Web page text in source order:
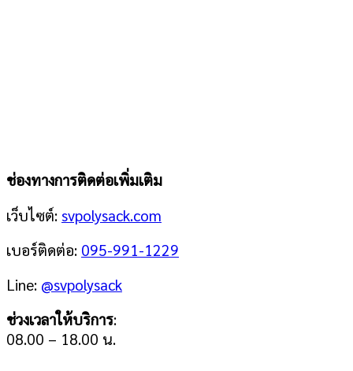
ช่องทางการติดต่อเพิ่มเติม
เว็บไซต์: svpolysack.com
เบอร์ติดต่อ: 095-991-1229
Line: @svpolysack
ช่วงเวลาให้บริการ:
08.00 – 18.00 น.